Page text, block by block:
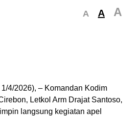
A A A
4/2026), – Komandan Kodim
Letkol Arm Drajat Santoso,
langsung kegiatan apel